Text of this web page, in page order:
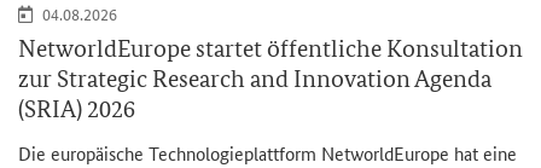
04.08.2026
NetworldEurope star­tet öf­fent­li­che Kon­sul­ta­ti­on
zur Strategic Research and Innovation Agenda
(SRIA) 2026
Die eu­ro­päi­sche Tech­no­lo­gie­platt­form NetworldEurope hat eine